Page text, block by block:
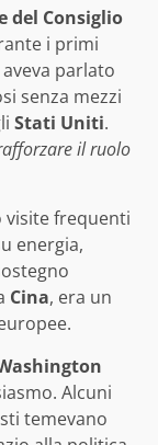
del Consiglio
i primi
parlato
senza mezzi
Stati Uniti.
il ruolo
visite frequenti
energia,
Cina, era un
Alcuni
temevano